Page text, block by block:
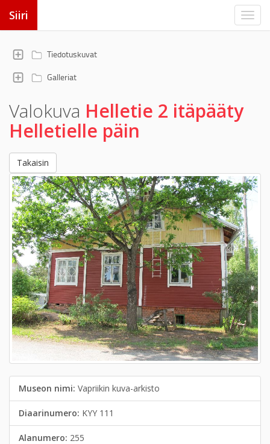
Siiri
Tiedotuskuvat
Galleriat
Valokuva Helletie 2 itäpääty
Helletielle päin
Takaisin
Museon nimi: Vapriikin kuva-arkisto
Diaarinumero: KYY 111
Alanumero: 255